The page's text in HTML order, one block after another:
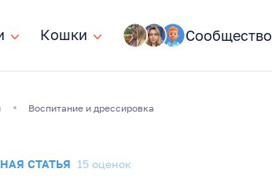
Кошки
Кошки Сообщество
Воспитание и дрессировка
СТАТЬЯ 15 оценок